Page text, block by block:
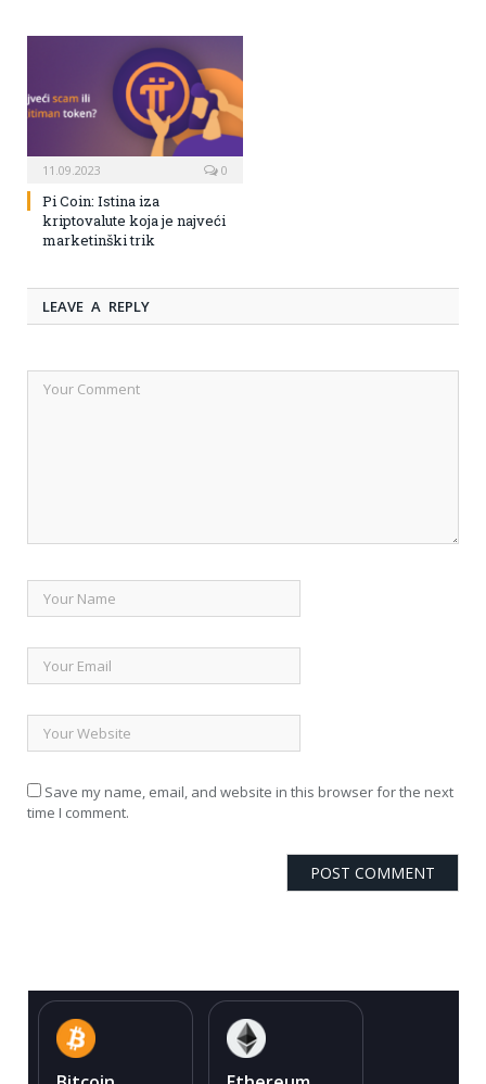
11.09.2023 0
Pi Coin: Istina iza
kriptovalute koja je najveći
marketinški trik
LEAVE A REPLY
Save my name, email, and website in this browser for the next
time I comment.